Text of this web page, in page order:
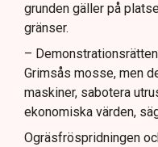
grunden gäller på
gränser.
–
Grimsås mosse, men
maskiner, sabotera
ekonomiska värden,
Ogräsfröspridningen